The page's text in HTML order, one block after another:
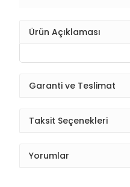
Ürün Açıklaması
Garanti ve Teslimat
Taksit Seçenekleri
Yorumlar